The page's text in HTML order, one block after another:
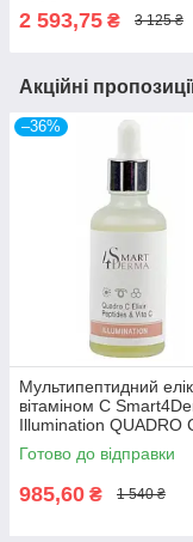
2 593,75 ₴ 3 125 ₴
Акційні
–36%
Мультипептидний
вітаміном С
Illumination QUADRO
ELIXIR PEPTIDES &
50мл
Готово до відправки
985,60 ₴ 1 540 ₴